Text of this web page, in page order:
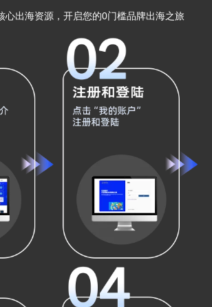
心出海资源，开启您的0门槛品牌出海之旅